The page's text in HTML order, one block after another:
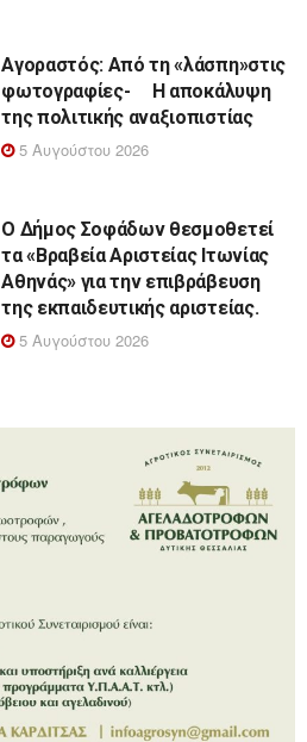
Αγοραστός: Από τη «λάσπη»στις
φωτογραφίες- Η αποκάλυψη
της πολιτικής αναξιοπιστίας
5 Αυγούστου 2026
Ο Δήμος Σοφάδων θεσμοθετεί
τα «Βραβεία Αριστείας Ιτωνίας
Αθηνάς» για την επιβράβευση
της εκπαιδευτικής αριστείας.
5 Αυγούστου 2026